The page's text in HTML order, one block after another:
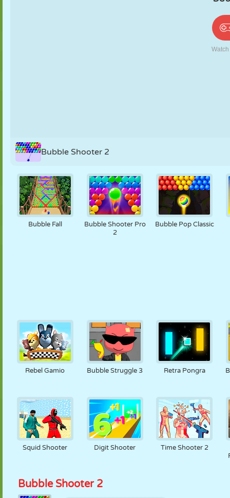
ROBOTER
Bubble Shooter 2
Bubble Fall
Bubble Shooter Pro
2
Bubble Pop Classic
Rebel Gamio Bubble Struggle 3 Retra Pongra
Squid Shooter Digit Shooter
Time Shooter 2
Bubble Shooter 2